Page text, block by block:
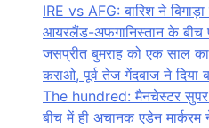
IRE vs AFG: बारिश ने
आयरलैंड-अफगानिस्तान के बीच
जसप्रीत बुमराह को एक साल
कराओ, पूर्व तेज गेंदबाज ने दिया
The hundred: मैनचेस्टर सुपर
बीच में ही अचानक एडेन